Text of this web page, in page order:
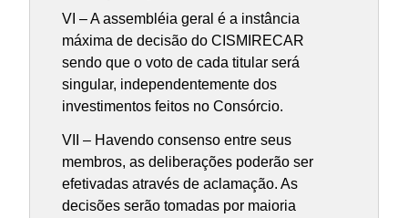
VI – A assembléia geral é a instância
máxima de decisão do CISMIRECAR
sendo que o voto de cada titular será
singular, independentemente dos
investimentos feitos no Consórcio.
VII – Havendo consenso entre seus
membros, as deliberações poderão ser
efetivadas através de aclamação. As
decisões serão tomadas por maioria